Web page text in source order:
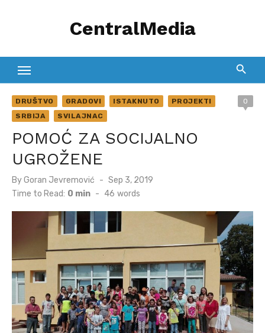
CentralMedia
DRUŠTVO GRADOVI ISTAKNUTO
PROJEKTI
SRBIJA
SVILAJNAC
0
POMOĆ ZA SOCIJALNO
UGROŽENE
ByGoran Jevremović
Posted
on
Sep 3, 2019
Time to Read: 0 min - 46 words